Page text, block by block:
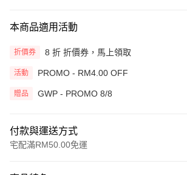
本商品適用活動
折價券 8 折 折價券，馬上領取
活動 PROMO - RM4.00 OFF
贈品 GWP - PROMO 8/8
付款與運送方式
宅配滿RM50.00免運